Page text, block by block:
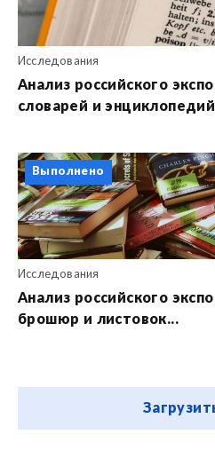
Исследования
Анализ российского
словарей и
Выполнено
Исследования
Анализ российского
брошюр и листовок...